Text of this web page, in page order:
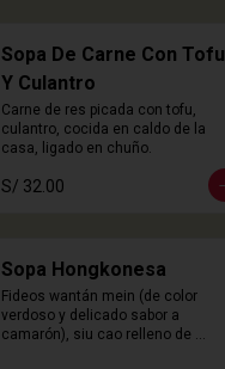
Sopa De Carne Con Tofu
Y Culantro
Carne de res picada con tofu,
culantro, cocida en caldo de la
casa, ligado en chuño.
S/ 32.00
Sopa Hongkonesa
Fideos wantán mein (de color
verdoso y delicado sabor a
camarón), siu cao relleno de